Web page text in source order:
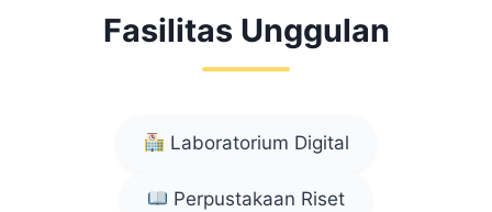
Fasilitas Unggulan
Laboratorium Digital
Perpustakaan Riset